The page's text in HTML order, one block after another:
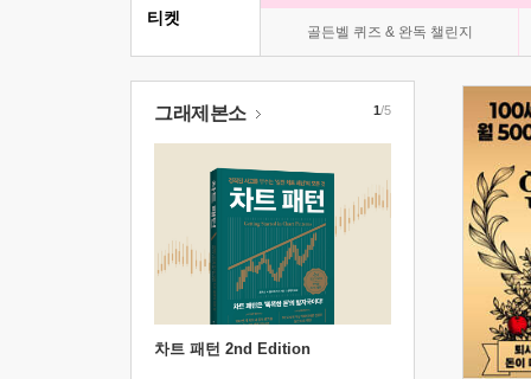
골든벨 퀴즈 & 완독 챌린지
티켓
그래제본소
차트 패턴 2nd Edition
1/5